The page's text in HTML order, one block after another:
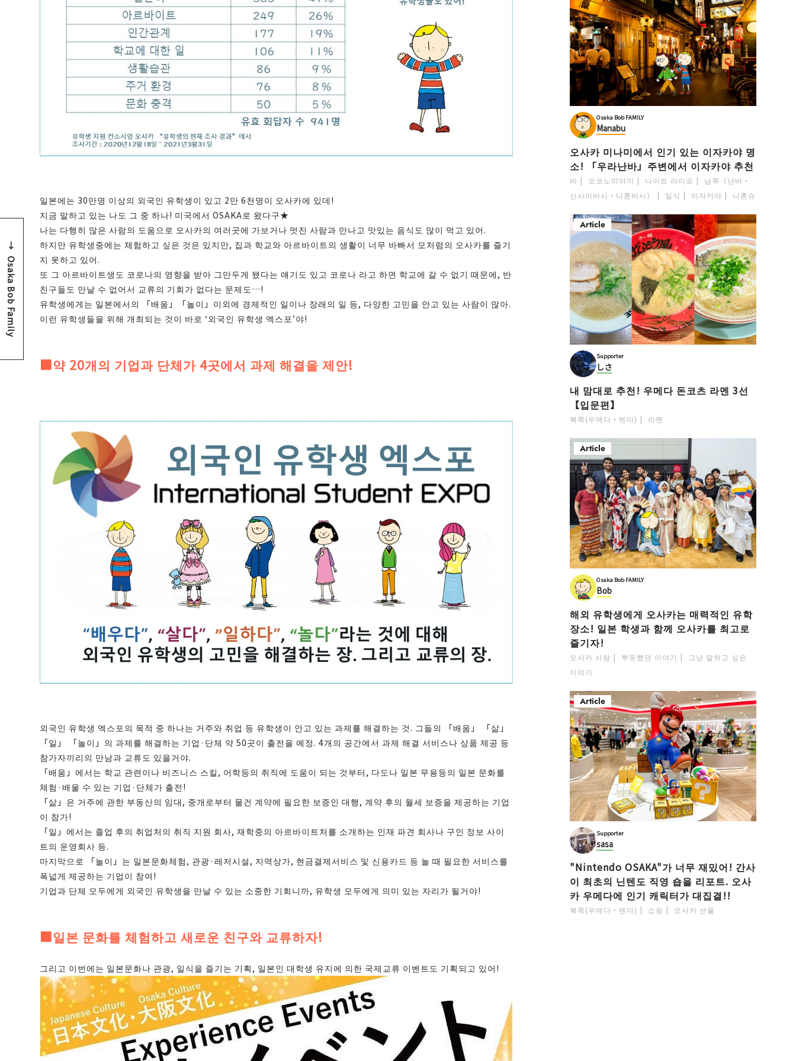
Osaka Bob Family
일본에는 30만명 이상의 외국인 유학생이 있고 2만 6천명이 오사카에 있데!
지금 말하고 있는 나도 그 중 하나! 미국에서 OSAKA로 왔다구★
나는 다행히 많은 사람의 도움으로 오사카의 여러곳에 가보거나 멋진 사람과 만나고 맛있는 음식도 많이 먹고 있어.
하지만 유학생중에는 체험하고 싶은 것은 있지만, 집과 학교와 아르바이트의 생활이 너무 바빠서 모처럼의 오사카를 즐기
지 못하고 있어.
또 그 아르바이트생도 코로나의 영향을 받아 그만두게 됐다는 얘기도 있고 코로나 라고 하면 학교에 갈 수 없기 때문에, 반
친구들도 만날 수 없어서 교류의 기회가 없다는 문제도…!
유학생에게는 일본에서의 「배움」「놀이」이외에 경제적인 일이나 장래의 일 등, 다양한 고민을 안고 있는 사람이 많아.
이런 유학생들을 위해 개최되는 것이 바로 ‘외국인 유학생 엑스포’야!
■약 20개의 기업과 단체가 4곳에서 과제 해결을 제안!
외국인 유학생 엑스포의 목적 중 하나는 거주와 취업 등 유학생이 안고 있는 과제를 해결하는 것. 그들의 「배움」 「삶」
「일」 「놀이」의 과제를 해결하는 기업·단체 약 50곳이 출전을 예정. 4개의 공간에서 과제 해결 서비스나 상품 제공 등
참가자끼리의 만남과 교류도 있을거야.
「배움」에서는 학교 관련이나 비즈니스 스킬, 어학등의 취직에 도움이 되는 것부터, 다도나 일본 무용등의 일본 문화를
체험·배울 수 있는 기업·단체가 출전!
「삶」은 거주에 관한 부동산의 임대, 중개로부터 물건 계약에 필요한 보증인 대행, 계약 후의 월세 보증을 제공하는 기업
이 참가!
「일」에서는 졸업 후의 취업처의 취직 지원 회사, 재학중의 아르바이트처를 소개하는 인재 파견 회사나 구인 정보 사이
트의 운영회사 등.
마지막으로 「놀이」는 일본문화체험, 관광·레저시설, 지역상가, 현금결제서비스 및 신용카드 등 놀 때 필요한 서비스를
폭넓게 제공하는 기업이 참여!
기업과 단체 모두에게 외국인 유학생을 만날 수 있는 소중한 기회니까, 유학생 모두에게 의미 있는 자리가 될거야!
■일본 문화를 체험하고 새로운 친구와 교류하자!
그리고 이번에는 일본문화나 관광, 일식을 즐기는 기획, 일본인 대학생 유지에 의한 국제교류 이벤트도 기획되고 있어!
Osaka Bob FAMILY
Manabu
오사카 미나미에서 인기 있는 이자카야 명
소! 「우라난바」주변에서 이자카야 추천
바 오코노미야끼 나이트 라이프
남쪽（난바・
신사이바시・니혼바시）
일식 이자카야 니혼슈
Article
Supporter
しさ
내 맘대로 추천! 우메다 돈코츠 라멘 3선
【입문편】
북쪽(우메다・텐마) 라멘
Article
Osaka Bob FAMILY
Bob
해외 유학생에게 오사카는 매력적인 유학
장소! 일본 학생과 함께 오사카를 최고로
즐기자!
오사카 사람 뿌듯했던 이야기
그냥 말하고 싶은
이야기
Article
Supporter
sasa
"Nintendo OSAKA"가 너무 재밌어! 간사
이 최초의 닌텐도 직영 숍을 리포트. 오사
카 우메다에 인기 캐릭터가 대집결!!
북쪽(우메다・텐마) 쇼핑 오사카 선물